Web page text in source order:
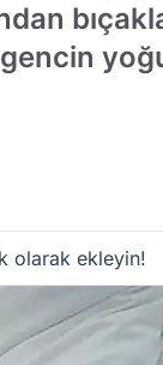
olarak ekleyin!